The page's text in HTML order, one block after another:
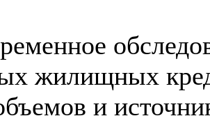
жилищных
и